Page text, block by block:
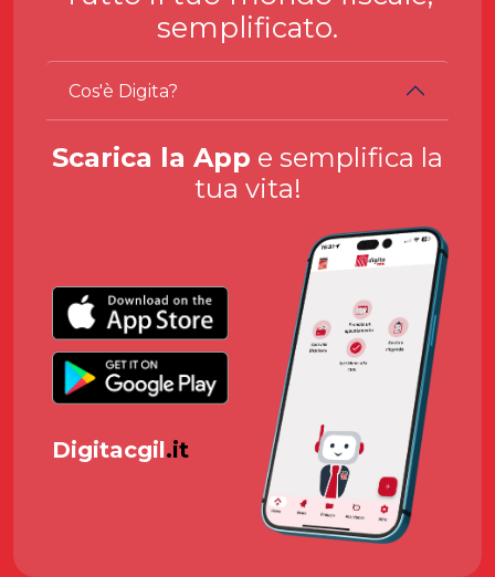
semplificato.
Cos'è Digita?
Scarica la App e semplifica la
tua vita!
Digitacgil.it